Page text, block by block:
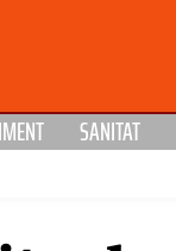
SANITAT